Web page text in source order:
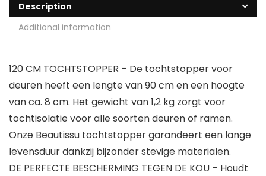
Description
Additional information
120 CM TOCHTSTOPPER – De tochtstopper voor
deuren heeft een lengte van 90 cm en een hoogte
van ca. 8 cm. Het gewicht van 1,2 kg zorgt voor
tochtisolatie voor alle soorten deuren of ramen.
Onze Beautissu tochtstopper garandeert een lange
levensduur dankzij bijzonder stevige materialen.
DE PERFECTE BESCHERMING TEGEN DE KOU – Houdt